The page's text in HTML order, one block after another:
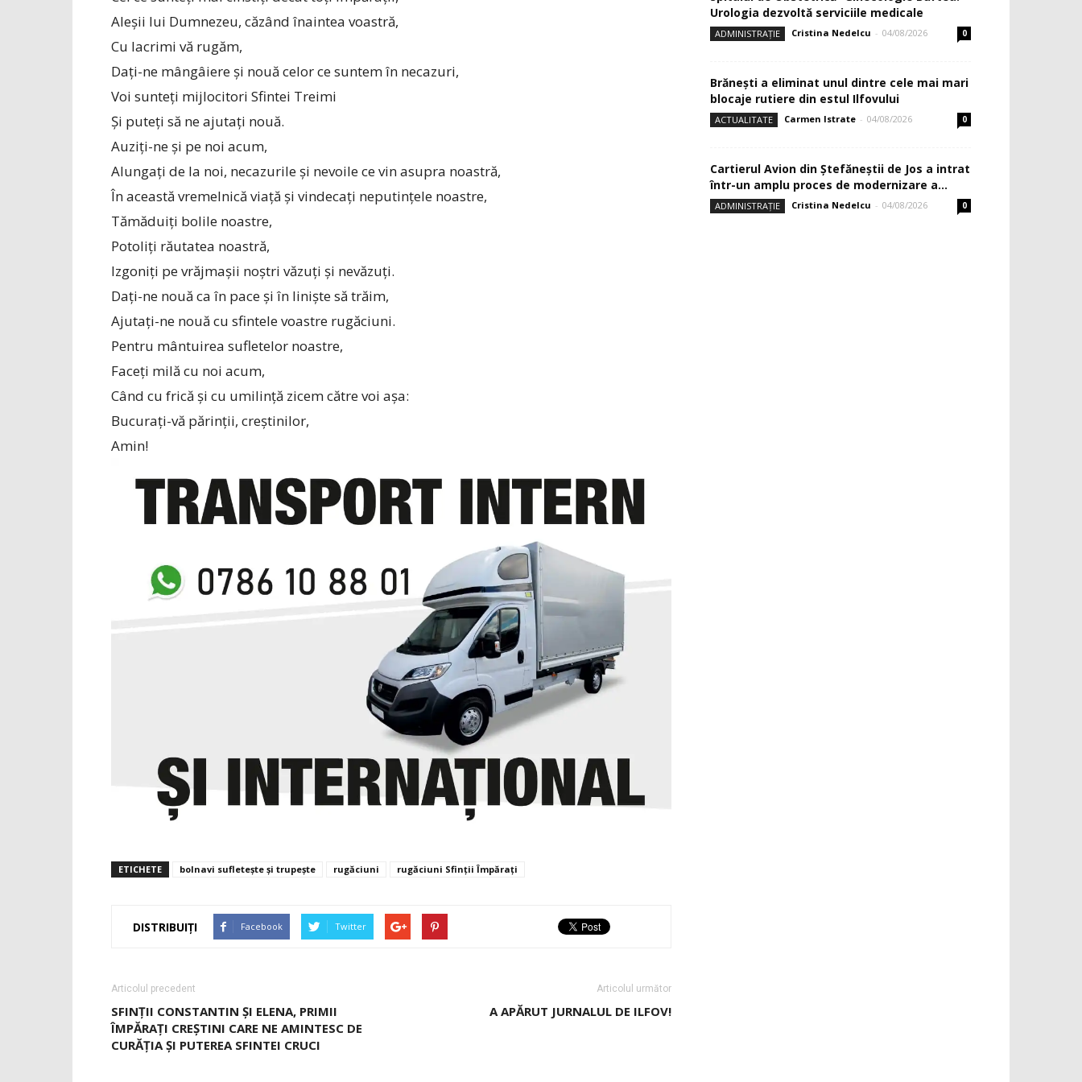
Aleșii lui Dumnezeu, căzând înaintea voastră,
Cu lacrimi vă rugăm,
Dați-ne mângâiere și nouă celor ce suntem în necazuri,
Voi sunteți mijlocitori Sfintei Treimi
Și puteți să ne ajutați nouă.
Auziți-ne și pe noi acum,
Alungați de la noi, necazurile și nevoile ce vin asupra noastră,
În această vremelnică viață și vindecați neputințele noastre,
Tămăduiți bolile noastre,
Potoliți răutatea noastră,
Izgoniți pe vrăjmașii noștri văzuți și nevăzuți.
Dați-ne nouă ca în pace și în liniște să trăim,
Ajutați-ne nouă cu sfintele voastre rugăciuni.
Pentru mântuirea sufletelor noastre,
Faceți milă cu noi acum,
Când cu frică și cu umilință zicem către voi așa:
Bucurați-vă părinții, creștinilor,
Amin!
ETICHETE bolnavi sufletește și trupește rugăciuni rugăciuni Sfinții Împărați
DISTRIBUIȚI Facebook Twitter
Articolul precedent
SFINŢII CONSTANTIN ȘI ELENA, PRIMII
ÎMPĂRAŢI CREȘTINI CARE NE AMINTESC DE
CURĂŢIA ȘI PUTEREA SFINTEI CRUCI
Articolul următor
A APĂRUT JURNALUL DE ILFOV!
Urologia dezvoltă serviciile medicale
ADMINISTRAȚIE Cristina Nedelcu - 04/08/2026 0
Brănești a eliminat unul dintre cele mai mari
blocaje rutiere din estul Ilfovului
ACTUALITATE Carmen Istrate - 04/08/2026 0
Cartierul Avion din Ştefăneştii de Jos a intrat
într-un amplu proces de modernizare a...
ADMINISTRAȚIE Cristina Nedelcu - 04/08/2026 0